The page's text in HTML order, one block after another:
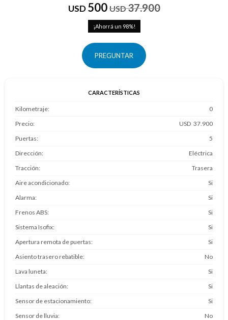
USD 500 USD37.900
98
PREGUNTAR
CARACTERÍSTICAS
Kilometraje
0
Precio
37.900
Puertas
5
Dirección
Eléctrica
Tracción
Trasera
Aire acondicionado
Si
Alarma
Si
Frenos ABS
Si
Sistema Isofix
Si
Apertura remota de puertas
Si
Asiento trasero rebatible
No
Lava luneta
Si
Llantas de aleación
Si
Sensor de estacionamiento
Si
Sensor de lluvia
No